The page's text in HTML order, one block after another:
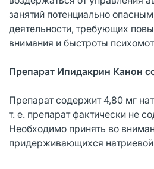
занятий потенциально
деятельности, требующих
внимания и быстроты
Препарат Ипидакрин Канон
Препарат содержит 4,80 мг
т. е. препарат фактически не
Необходимо принять во
придерживающихся